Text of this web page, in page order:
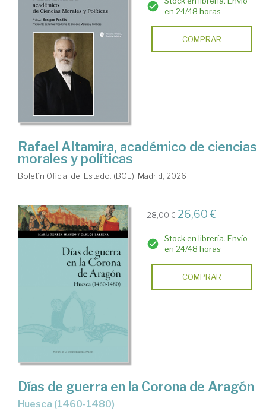
en 24/48 horas
COMPRAR
Rafael Altamira, académico de ciencias
morales y políticas
Boletín Oficial del Estado. (BOE). Madrid, 2026
28,00 € 26,60 €
Stock en librería. Envío
en 24/48 horas
COMPRAR
Días de guerra en la Corona de Aragón
Huesca (1460-1480)